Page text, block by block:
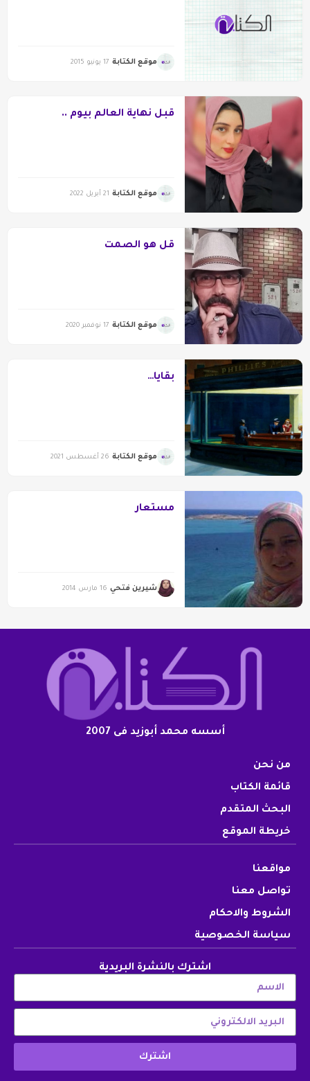
موقع الكتابة 17 يونيو 2015
قبل نهاية العالم بيوم ..
موقع الكتابة 21 أبريل 2022
قل هو الصمت
موقع الكتابة 17 نوفمبر 2020
بقايا…
موقع الكتابة 26 أغسطس 2021
مستعار
شيرين فتحي 16 مارس 2014
أسسه محمد أبوزيد فى 2007
من نحن
قائمة الكتاب
البحث المتقدم
خريطة الموقع
مواقعنا
تواصل معنا
الشروط والاحكام
سياسة الخصوصية
اشترك بالنشرة البريدية
اشترك